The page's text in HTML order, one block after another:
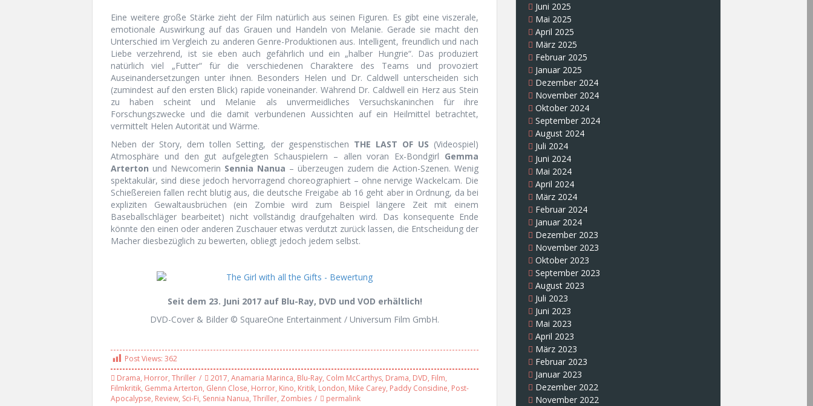
Eine weitere große Stärke zieht der Film natürlich aus seinen Figuren. Es gibt eine viszerale,
emotionale Auswirkung auf das Grauen und Handeln von Melanie. Gerade sie macht den
Unterschied im Vergleich zu anderen Genre-Produktionen aus. Intelligent, freundlich und nach
Liebe verzehrend, ist sie eben auch gefährlich und ein „halber Hungrie“. Das produziert
natürlich viel „Futter“ für die verschiedenen Charaktere des Teams und provoziert
Auseinandersetzungen unter ihnen. Besonders Helen und Dr. Caldwell unterscheiden sich
(zumindest auf den ersten Blick) rapide voneinander. Während Dr. Caldwell ein Herz aus Stein
zu haben scheint und Melanie als unvermeidliches Versuchskaninchen für ihre
Forschungszwecke und die damit verbundenen Aussichten auf ein Heilmittel betrachtet,
vermittelt Helen Autorität und Wärme.
Neben der Story, dem tollen Setting, der gespenstischen THE LAST OF US (Videospiel)
Atmosphäre und den gut aufgelegten Schauspielern – allen voran Ex-Bondgirl Gemma
Arterton und Newcomerin Sennia Nanua – überzeugen zudem die Action-Szenen. Wenig
spektakulär, sind diese jedoch hervorragend choreographiert – ohne nervige Wackelcam. Die
Schießereien fallen recht blutig aus, die deutsche Freigabe ab 16 geht aber in Ordnung, da bei
expliziten Gewaltausbrüchen (ein Zombie wird zum Beispiel längere Zeit mit einem
Baseballschläger bearbeitet) nicht vollständig draufgehalten wird. Das konsequente Ende
könnte den einen oder anderen Zuschauer etwas verdutzt zurück lassen, die Entscheidung der
Macher diesbezüglich zu bewerten, obliegt jedoch jedem selbst.
Seit dem 23. Juni 2017 auf Blu-Ray, DVD und VOD erhältlich!
DVD-Cover & Bilder © SquareOne Entertainment / Universum Film GmbH.
Post Views: 362
Drama, Horror, Thriller 2017, Anamaria Marinca, Blu-Ray, Colm McCarthys, Drama, DVD, Film,
Filmkritik, Gemma Arterton, Glenn Close, Horror, Kino, Kritik, London, Mike Carey, Paddy Considine, Post-
Apocalypse, Review, Sci-Fi, Sennia Nanua, Thriller, Zombies permalink
Juni 2025
Mai 2025
April 2025
März 2025
Februar 2025
Januar 2025
Dezember 2024
November 2024
Oktober 2024
September 2024
August 2024
Juli 2024
Juni 2024
Mai 2024
April 2024
März 2024
Februar 2024
Januar 2024
Dezember 2023
November 2023
Oktober 2023
September 2023
August 2023
Juli 2023
Juni 2023
Mai 2023
April 2023
März 2023
Februar 2023
Januar 2023
Dezember 2022
November 2022